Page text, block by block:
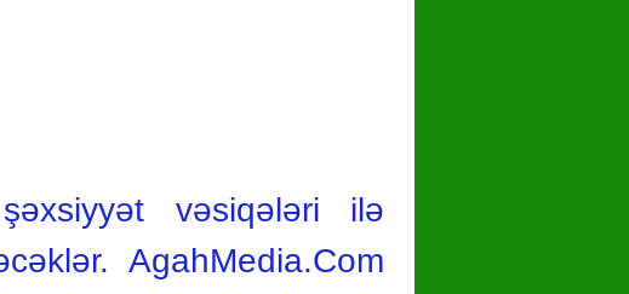
vəsiqələri ilə
AgahMedia.Com